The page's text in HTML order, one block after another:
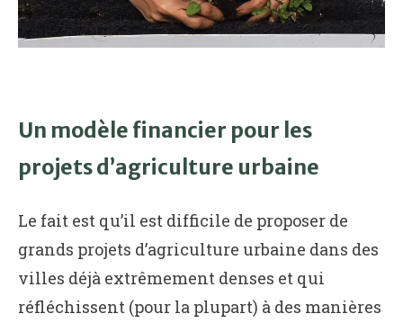
Un modèle financier pour les
projets d’agriculture urbaine
Le fait est qu’il est difficile de proposer de
grands projets d’agriculture urbaine dans des
villes déjà extrêmement denses et qui
réfléchissent (pour la plupart) à des manières